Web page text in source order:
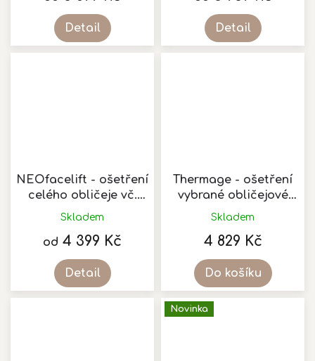
z
Detail Detail
NEOfacelift - ošetření
celého obličeje vč.
podbradku
Skladem
od 4 399 Kč
Detail
Thermage - ošetření
vybrané obličejové
partie
Průměrné
hodnocení
z
Skladem
4 829 Kč
Do košíku
Novinka